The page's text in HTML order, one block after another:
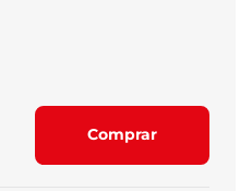
Comprar